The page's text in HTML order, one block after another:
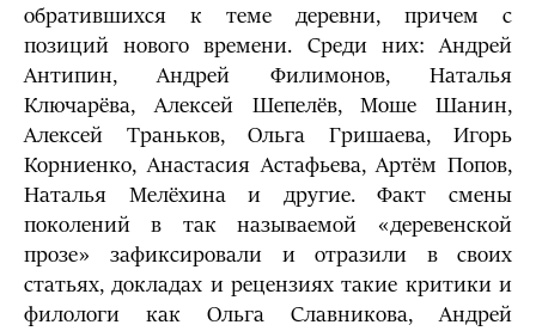
обратившихся к теме деревни, причем с
позиций нового времени. Среди них: Андрей
Антипин, Андрей Филимонов, Наталья
Ключарёва, Алексей Шепелёв, Моше Шанин,
Алексей Траньков, Ольга Гришаева, Игорь
Корниенко, Анастасия Астафьева, Артём Попов,
Наталья Мелёхина и другие. Факт смены
поколений в так называемой «деревенской
прозе» зафиксировали и отразили в своих
статьях, докладах и рецензиях такие критики и
филологи как Ольга Славникова, Андрей